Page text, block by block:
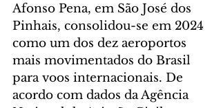
Afonso Pena, em São José dos
Pinhais, consolidou-se em 2024
como um dos dez aeroportos
mais movimentados do Brasil
para voos internacionais. De
acordo com dados da Agência